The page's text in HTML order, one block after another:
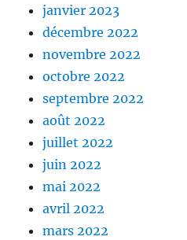
janvier 2023
décembre 2022
novembre 2022
octobre 2022
septembre 2022
août 2022
juillet 2022
juin 2022
mai 2022
avril 2022
mars 2022